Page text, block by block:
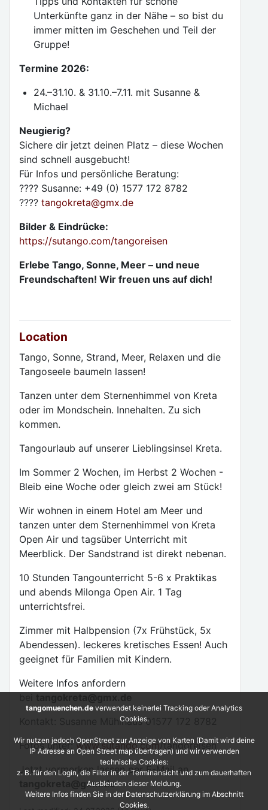
Unterkünfte ganz in der Nähe – so bist du
immer mitten im Geschehen und Teil der
Gruppe!
Termine 2026:
24.–31.10. & 31.10.–7.11. mit Susanne &
Michael
Neugierig?
Sichere dir jetzt deinen Platz – diese Wochen
sind schnell ausgebucht!
Für Infos und persönliche Beratung:
???? Susanne: +49 (0) 1577 172 8782
???? tangokreta@gmx.de
Bilder & Eindrücke:
https://sutango.com/tangoreisen
Erlebe Tango, Sonne, Meer – und neue
Freundschaften! Wir freuen uns auf dich!
Location
Tango, Sonne, Strand, Meer, Relaxen und die
Tangoseele baumeln lassen!
Tanzen unter dem Sternenhimmel von Kreta
oder im Mondschein. Innehalten. Zu sich
kommen.
Tangourlaub auf unserer Lieblingsinsel Kreta.
Im Sommer 2 Wochen, im Herbst 2 Wochen -
Bleib eine Woche oder gleich zwei am Stück!
Wir wohnen in einem Hotel am Meer und
tanzen unter dem Sternenhimmel von Kreta
Open Air und tagsüber Unterricht mit
Meerblick. Der Sandstrand ist direkt nebenan.
10 Stunden Tangounterricht 5-6 x Praktikas
und abends Milonga Open Air. 1 Tag
unterrichtsfrei.
Zimmer mit Halbpension (7x Frühstück, 5x
Abendessen). leckeres kretisches Essen! Auch
geeignet für Familien mit Kindern.
Weitere Infos anfordern
Kontakt: Susanne Mühlhaus 01577 172 8782
Fotos unter: www.sutango.com/tangoreisen
Jetzt vormerken lassen per E-Mail an
tangokreta@gmx.de
tangomuenchen.de verwendet keinerlei Tracking oder Analytics
Cookies.
Wir nutzen jedoch OpenStreet zur Anzeige von Karten (Damit wird deine
IP Adresse an Open Street map übertragen) und wir verwenden
technische Cookies:
z. B. für den Login, die Filter in der Terminansicht und zum dauerhaften
Ausblenden dieser Meldung.
Weitere Infos finden Sie in der Datenschutzerklärung im Abschnitt
Cookies.